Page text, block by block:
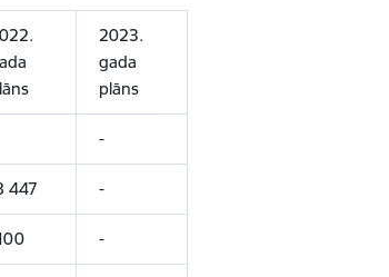
2023.
gada
plāns
-
447 -
-